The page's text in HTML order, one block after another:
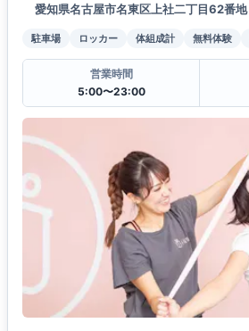
愛知県名古屋市名東区上社二丁目62番地
駐車場 ロッカー 体組成計 無料体験
営業時間
5:00〜23:00